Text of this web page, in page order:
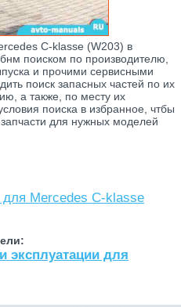
C-klasse (W203) в
поиском по производителю,
и прочими сервисными
поиск запасных частей по их
а также, по месту их
поиска в избранное, чтбы
для нужных моделей
для Mercedes C-klasse
эксплуатации для